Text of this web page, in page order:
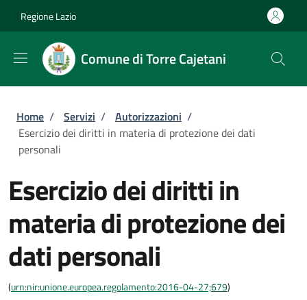
Regione Lazio
Comune di Torre Cajetani
Briciole di pane
Home / Servizi / Autorizzazioni /
Esercizio dei diritti in materia di protezione dei dati
personali
Esercizio dei diritti in
materia di protezione dei
dati personali
(urn:nir:unione.europea.regolamento:2016-04-27;679)